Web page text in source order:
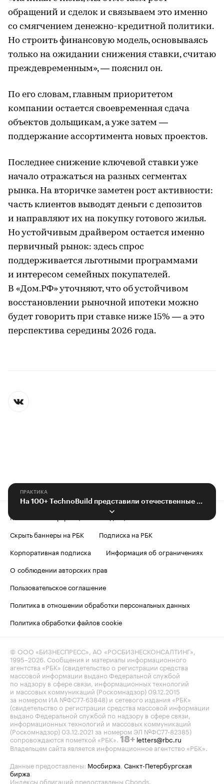
обращений и сделок и связываем это именно
со смягчением денежно-кредитной политики.
Но строить финансовую модель, основываясь
только на ожидании снижения ставки, считаю
преждевременным», — пояснил он.
По его словам, главным приоритетом
компании остается своевременная сдача
объектов дольщикам, а уже затем —
поддержание ассортимента новых проектов.
Последнее снижение ключевой ставки уже
начало отражаться на разных сегментах
рынка. На вторичке заметен рост активности:
часть клиентов выводят деньги с депозитов
и направляют их на покупку готового жилья.
Но устойчивым драйвером остается именно
первичный рынок: здесь спрос
поддерживается льготными программами
и интересом семейных покупателей.
В «Дом.РФ» уточняют, что об устойчивом
восстановлении рыночной ипотеки можно
будет говорить при ставке ниже 15% — а это
перспектива середины 2026 года.
ПРАКТИКА
На 100+ TechnoBuild представили отечественные комплексные системы
Контактная информация
Редакция
Скрыть баннеры на РБК
Подписка на РБК
Корпоративная подписка
Информация об ограничениях
О соблюдении авторских прав
Пользовательское соглашение
Политика в отношении обработки персональных данных
Политика обработки файлов cookie
© ООО «БИЗНЕСПРЕСС», АО «РОСБИЗНЕСКОНСАЛТИНГ»,
1995–2026 . Сообщения и материалы информационного
агентства «РБК» (свидетельство о регистрации средства
массовой информации выдано Федеральной службой
по надзору в сфере связи, информационных технологий
и массовых коммуникаций (Роскомнадзор) 09.12.2015
за номером ИА №ФС77-63848) и сетевого издания «РБК»
(свидетельство о регистрации средства массовой информации
выдано Федеральной службой по надзору в сфере связи,
информационных технологий и массовых коммуникаций
(Роскомнадзор) 03.12.2021 за номером ЭЛ №ФС77-82385)
сопровождаются пометкой «РБК». 18+ letters@rbc.ru
Владельцем сайта является информационное агентство «РБК».
Данные предоставлены: Мосбиржа Санкт-Петербургская
биржа
Индексы облигаций предоставлены Cbonds.